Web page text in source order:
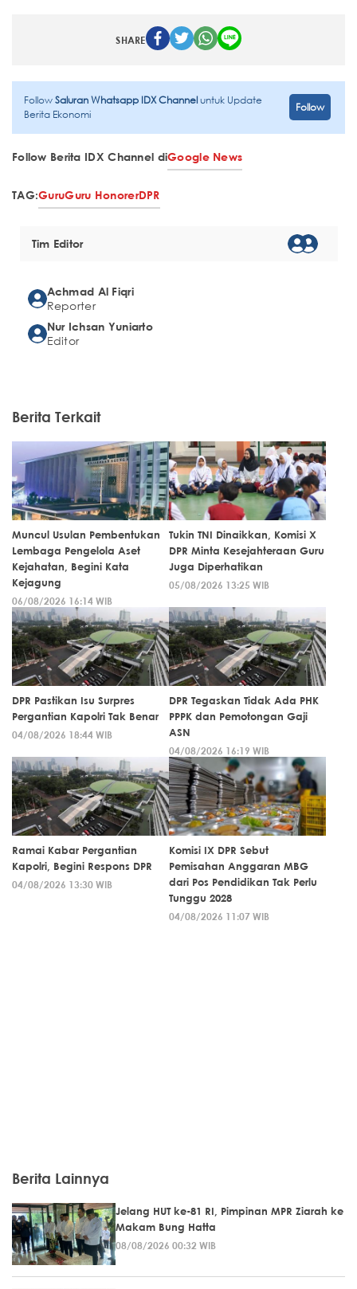
SHARE
FollowSaluran Whatsapp IDX Channeluntuk Update
Berita Ekonomi
Follow
Follow Berita IDX Channel diGoogle News
TAG:GuruGuru HonorerDPR
Tim Editor
Achmad Al Fiqri
Reporter
Nur Ichsan Yuniarto
Editor
Berita Terkait
Muncul Usulan Pembentukan
Lembaga Pengelola Aset
Kejahatan, Begini Kata
Kejagung
06/08/2026 16:14 WIB
Tukin TNI Dinaikkan, Komisi X
DPR Minta Kesejahteraan Guru
Juga Diperhatikan
05/08/2026 13:25 WIB
DPR Pastikan Isu Surpres
Pergantian Kapolri Tak Benar
04/08/2026 18:44 WIB
DPR Tegaskan Tidak Ada PHK
PPPK dan Pemotongan Gaji
ASN
04/08/2026 16:19 WIB
Ramai Kabar Pergantian
Kapolri, Begini Respons DPR
04/08/2026 13:30 WIB
Komisi IX DPR Sebut
Pemisahan Anggaran MBG
dari Pos Pendidikan Tak Perlu
Tunggu 2028
04/08/2026 11:07 WIB
Berita Lainnya
Jelang HUT ke-81 RI, Pimpinan MPR Ziarah ke
Makam Bung Hatta
08/08/2026 00:32 WIB